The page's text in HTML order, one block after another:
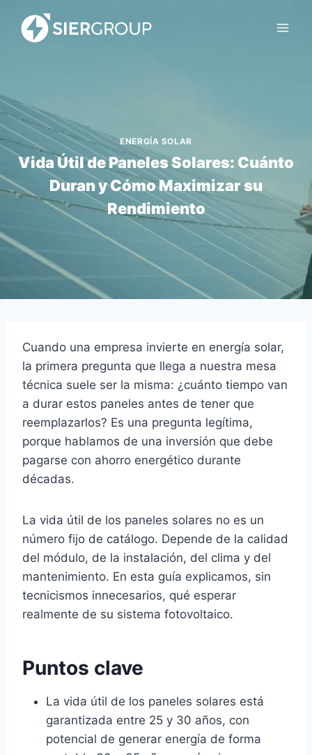
contenido
ENERGÍA SOLAR
Vida Útil de Paneles Solares: Cuánto
Duran y Cómo Maximizar su
Rendimiento
Cuando una empresa invierte en energía solar,
la primera pregunta que llega a nuestra mesa
técnica suele ser la misma: ¿cuánto tiempo van
a durar estos paneles antes de tener que
reemplazarlos? Es una pregunta legítima,
porque hablamos de una inversión que debe
pagarse con ahorro energético durante
décadas.
La vida útil de los paneles solares no es un
número fijo de catálogo. Depende de la calidad
del módulo, de la instalación, del clima y del
mantenimiento. En esta guía explicamos, sin
tecnicismos innecesarios, qué esperar
realmente de su sistema fotovoltaico.
Puntos clave
La vida útil de los paneles solares está
garantizada entre 25 y 30 años, con
potencial de generar energía de forma